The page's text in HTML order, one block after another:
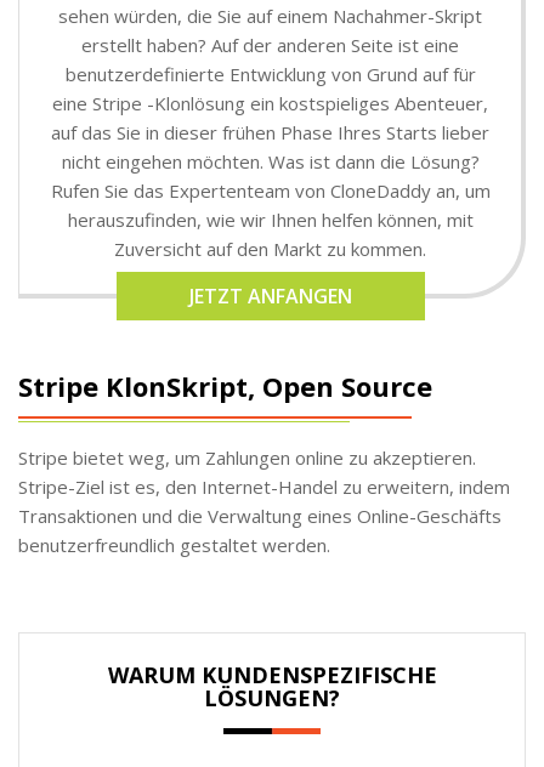
sehen würden, die Sie auf einem Nachahmer-Skript
erstellt haben? Auf der anderen Seite ist eine
benutzerdefinierte Entwicklung von Grund auf für
eine Stripe -Klonlösung ein kostspieliges Abenteuer,
auf das Sie in dieser frühen Phase Ihres Starts lieber
nicht eingehen möchten. Was ist dann die Lösung?
Rufen Sie das Expertenteam von CloneDaddy an, um
herauszufinden, wie wir Ihnen helfen können, mit
Zuversicht auf den Markt zu kommen.
JETZT ANFANGEN
Stripe KlonSkript, Open Source
Stripe bietet weg, um Zahlungen online zu akzeptieren.
Stripe-Ziel ist es, den Internet-Handel zu erweitern, indem
Transaktionen und die Verwaltung eines Online-Geschäfts
benutzerfreundlich gestaltet werden.
WARUM KUNDENSPEZIFISCHE
LÖSUNGEN?